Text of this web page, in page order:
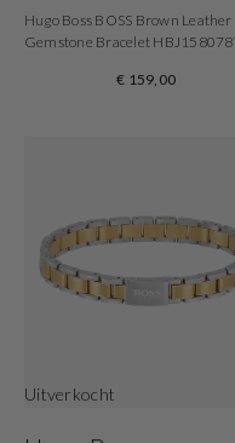
Hugo Boss BOSS Brown Leather
Gemstone Bracelet
€ 159,00
Uitverkocht